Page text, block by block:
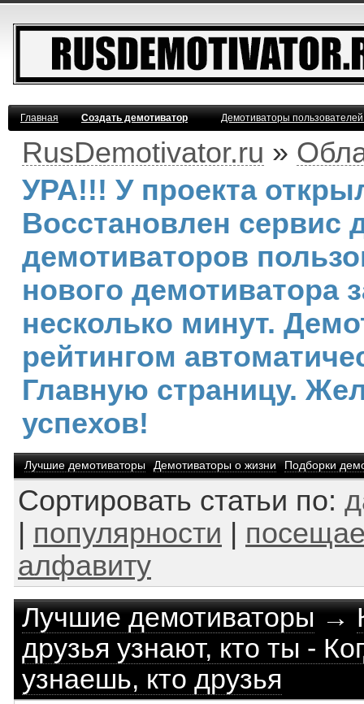
Главная Создать демотиватор Демотиваторы
RusDemotivator.ru »
УРА!!! У проекта
Восстановлен сервис
демотиваторов
нового демотиватора
несколько минут.
рейтингом
Главную страницу.
успехов!
Лучшие демотиваторы Демотиваторы о жизни Подборки
Сортировать статьи по:
популярности
алфавиту
Лучшие демотиваторы→
друзья узнают, кто ты -
узнаешь, кто друзья